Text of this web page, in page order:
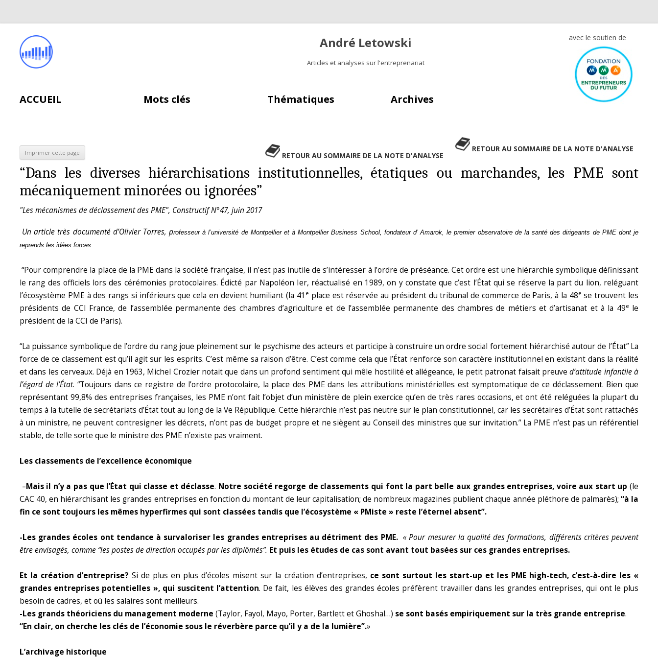
André Letowski
Articles et analyses sur l'entreprenariat
avec le soutien de
ACCUEIL Mots clés Thématiques Archives
RETOUR AU SOMMAIRE DE LA NOTE D'ANALYSE
RETOUR AU SOMMAIRE DE LA NOTE D'ANALYSE
“Dans les diverses hiérarchisations institutionnelles, étatiques ou marchandes, les PME sont
mécaniquement minorées ou ignorées”
"Les mécanismes de déclassement des PME", Constructif N°47, juin 2017
Un article très documenté d’Olivier Torres, professeur à l’université de Montpellier et à Montpellier Business School, fondateur d’ Amarok, le premier observatoire de la santé des dirigeants de PME dont je
reprends les idées forces.
“Pour comprendre la place de la PME dans la société française, il n’est pas inutile de s’intéresser à l’ordre de préséance. Cet ordre est une hiérarchie symbolique définissant
le rang des officiels lors des cérémonies protocolaires. Édicté par Napoléon Ier, réactualisé en 1989, on y constate que c’est l’État qui se réserve la part du lion, reléguant
l’écosystème PME à des rangs si inférieurs que cela en devient humiliant (la 41 e place est réservée au président du tribunal de commerce de Paris, à la 48e se trouvent les
présidents de CCI France, de l’assemblée permanente des chambres d’agriculture et de l’assemblée permanente des chambres de métiers et d’artisanat et à la 49e le
président de la CCI de Paris).
“La puissance symbolique de l’ordre du rang joue pleinement sur le psychisme des acteurs et participe à construire un ordre social fortement hiérarchisé autour de l’État” La
force de ce classement est qu’il agit sur les esprits. C’est même sa raison d’être. C’est comme cela que l’État renforce son caractère institutionnel en existant dans la réalité
et dans les cerveaux. Déjà en 1963, Michel Crozier notait que dans un profond sentiment qui mêle hostilité et allégeance, le petit patronat faisait preuve d’attitude infantile à
l’égard de l’État. “Toujours dans ce registre de l’ordre protocolaire, la place des PME dans les attributions ministérielles est symptomatique de ce déclassement. Bien que
représentant 99,8% des entreprises françaises, les PME n’ont fait l’objet d’un ministère de plein exercice qu’en de très rares occasions, et ont été reléguées la plupart du
temps à la tutelle de secrétariats d’État tout au long de la Ve République. Cette hiérarchie n’est pas neutre sur le plan constitutionnel, car les secrétaires d’État sont rattachés
à un ministre, ne peuvent contresigner les décrets, n’ont pas de budget propre et ne siègent au Conseil des ministres que sur invitation.” La PME n’est pas un référentiel
stable, de telle sorte que le ministre des PME n’existe pas vraiment.
Les classements de l’excellence économique
–Mais il n’y a pas que l’État qui classe et déclasse. Notre société regorge de classements qui font la part belle aux grandes entreprises, voire aux start up (le
CAC 40, en hiérarchisant les grandes entreprises en fonction du montant de leur capitalisation; de nombreux magazines publient chaque année pléthore de palmarès); “à la
fin ce sont toujours les mêmes hyperfirmes qui sont classées tandis que l’écosystème « PMiste » reste l’éternel absent”.
-Les grandes écoles ont tendance à survaloriser les grandes entreprises au détriment des PME. « Pour mesurer la qualité des formations, différents critères peuvent
être envisagés, comme “les postes de direction occupés par les diplômés”. Et puis les études de cas sont avant tout basées sur ces grandes entreprises.
Et la création d’entreprise? Si de plus en plus d’écoles misent sur la création d’entreprises, ce sont surtout les start-up et les PME high-tech, c’est-à-dire les «
grandes entreprises potentielles », qui suscitent l’attention. De fait, les élèves des grandes écoles préfèrent travailler dans les grandes entreprises, qui ont le plus
besoin de cadres, et où les salaires sont meilleurs.
-Les grands théoriciens du management moderne (Taylor, Fayol, Mayo, Porter, Bartlett et Ghoshal…) se sont basés empiriquement sur la très grande entreprise.
“En clair, on cherche les clés de l’économie sous le réverbère parce qu’il y a de la lumière”.»
L’archivage historique